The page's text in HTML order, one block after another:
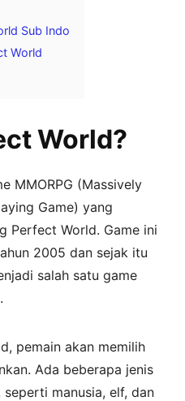
Sub Indo
World
World?
MMORPG (Massively
Game) yang
Perfect World. Game ini
2005 dan sejak itu
salah satu game
pemain akan memilih
Ada beberapa jenis
manusia, elf, dan